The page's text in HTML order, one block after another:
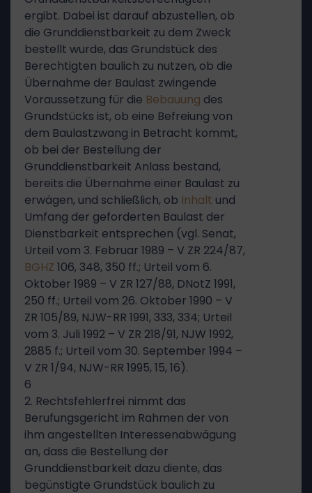
ergibt. Dabei ist darauf abzustellen, ob
die Grunddienstbarkeit zu dem Zweck
bestellt wurde, das Grundstück des
Berechtigten baulich zu nutzen, ob die
Übernahme der Baulast zwingende
Voraussetzung für die Bebauung des
Grundstücks ist, ob eine Befreiung von
dem Baulastzwang in Betracht kommt,
ob bei der Bestellung der
Grunddienstbarkeit Anlass bestand,
bereits die Übernahme einer Baulast zu
erwägen, und schließlich, ob Inhalt und
Umfang der geforderten Baulast der
Dienstbarkeit entsprechen (vgl. Senat,
Urteil vom 3. Februar 1989 – V ZR 224/87,
BGHZ 106, 348, 350 ff.; Urteil vom 6.
Oktober 1989 – V ZR 127/88, DNotZ 1991,
250 ff.; Urteil vom 26. Oktober 1990 – V
ZR 105/89, NJW-RR 1991, 333, 334; Urteil
vom 3. Juli 1992 – V ZR 218/91, NJW 1992,
2885 f.; Urteil vom 30. September 1994 –
V ZR 1/94, NJW-RR 1995, 15, 16).
6
2. Rechtsfehlerfrei nimmt das
Berufungsgericht im Rahmen der von
ihm angestellten Interessenabwägung
an, dass die Bestellung der
Grunddienstbarkeit dazu diente, das
begünstigte Grundstück baulich zu